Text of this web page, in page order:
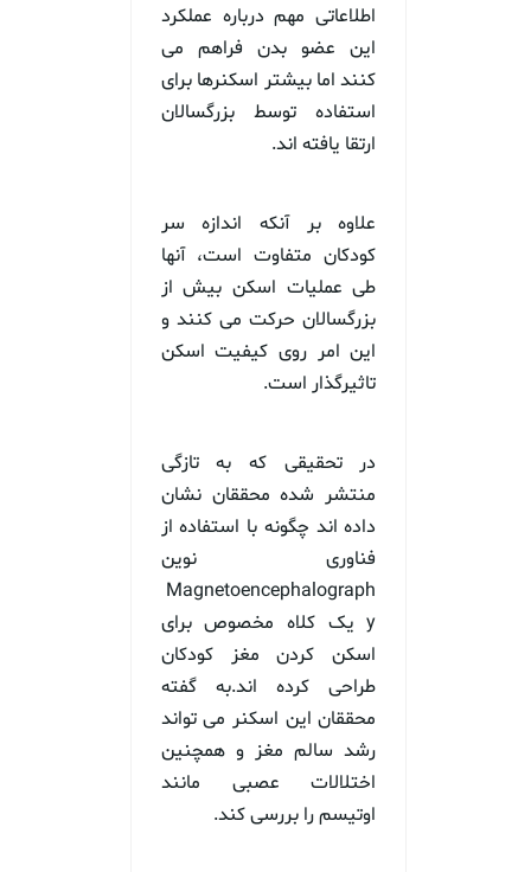
اطلاعاتی مهم درباره عملکرد
این عضو بدن فراهم می
کنند اما بیشتر اسکنرها برای
استفاده توسط بزرگسالان
ارتقا یافته اند.
علاوه بر آنکه اندازه سر
کودکان متفاوت است، آنها
طی عملیات اسکن بیش از
بزرگسالان حرکت می کنند و
این امر روی کیفیت اسکن
تاثیرگذار است.
در تحقیقی که به تازگی
منتشر شده محققان نشان
داده اند چگونه با استفاده از
فناوری نوین
Magnetoencephalograph
y یک کلاه مخصوص برای
اسکن کردن مغز کودکان
طراحی کرده اند.به گفته
محققان این اسکنر می تواند
رشد سالم مغز و همچنین
اختلالات عصبی مانند
اوتیسم را بررسی کند.